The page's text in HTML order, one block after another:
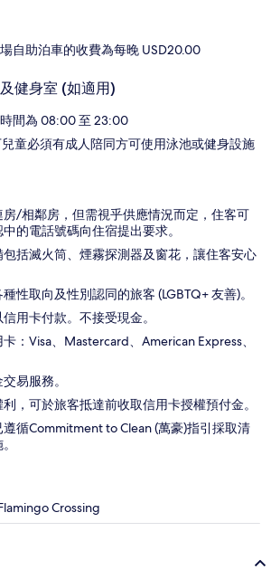
自助泊車的收費為每晚 USD20.00
健身室 (如適用)
間為 08:00 至 23:00
兒童必須有成人陪同方可使用泳池或健身設施
/相鄰房，但需視乎供應情況而定，住客可
的電話號碼向住宿提出要求。
包括滅火筒、煙霧探測器及窗花，讓住客安心
性取向及性別認同的旅客 (LGBTQ+ 友善)。
用卡付款。不接受現金。
：Visa、Mastercard、American Express、
易服務。
，可於旅客抵達前收取信用卡授權預付金。
循Commitment to Clean (萬豪)指引採取清
Crossing